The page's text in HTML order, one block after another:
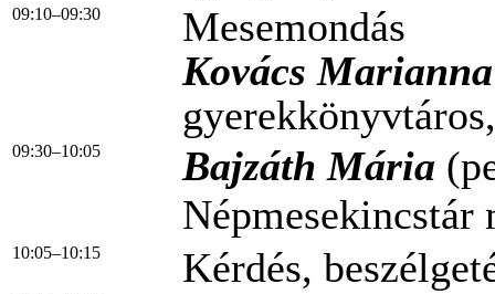
09:10–09:30
Mesemondás
Kovács Marianna
09:30–10:05 Bajzáth Mária
Népmesekincstár
10:05–10:15 Kérdés,